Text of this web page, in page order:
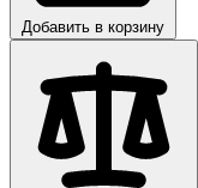
Добавить в корзину